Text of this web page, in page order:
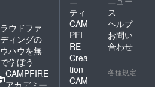
ウドファ
ィングの
ハウを無
学ぼう
CAMPFIRE
ティ
CAM
PFI
RE
Crea
tion
CAM
ス
ヘルプ
お問い
合わせ
各種規定